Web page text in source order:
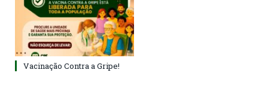
Vacinação Contra a Gripe!